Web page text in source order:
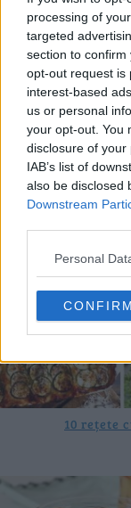
processing of
targeted
section to
opt-out request is
interest-based
us or personal
your opt-out. You
disclosure of
IAB’s list of
also be disclosed
Downstream
Personal
CONFIRM
20 de rețete de
10 rețete